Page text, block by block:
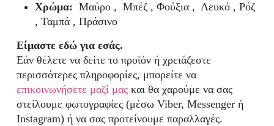
Χρώμα: Μαύρο , Μπέζ , Φούξια , Λευκό , Ρόζ
, Ταμπά , Πράσινο
Είμαστε εδώ για εσάς.
Εάν θέλετε να δείτε το προϊόν ή χρειάζεστε
περισσότερες πληροφορίες, μπορείτε να
επικοινωνήσετε μαζί μαςκαι θα χαρούμε να σας
στείλουμε φωτογραφίες (μέσω Viber, Messenger ή
Instagram) ή να σας προτείνουμε παραλλαγές.